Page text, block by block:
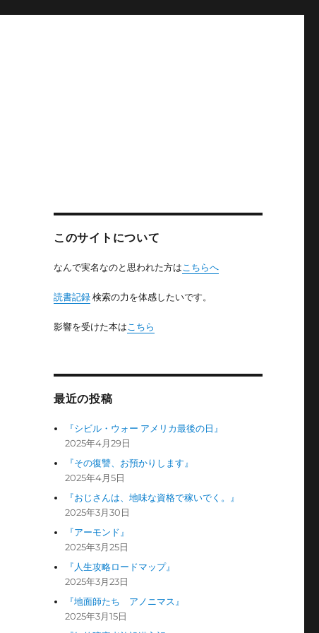
このサイトについて
なんで実名なのと思われた方はこちらへ
読書記録検索の力を体感したいです。
影響を受けた本はこちら
最近の投稿
『シビル・ウォー アメリカ最後の日』
2025年4月29日
『その復讐、お預かりします』
2025年4月5日
『おじさんは、地味な資格で稼いでく。』
2025年3月30日
『アーモンド』
2025年3月25日
『人生攻略ロードマップ』
2025年3月23日
『地面師たち アノニマス』
2025年3月15日